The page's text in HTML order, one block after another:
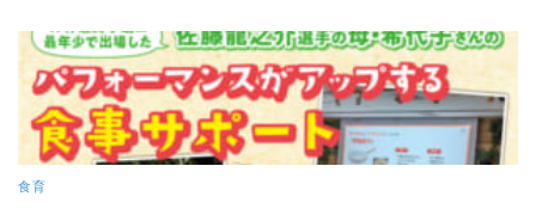
食育